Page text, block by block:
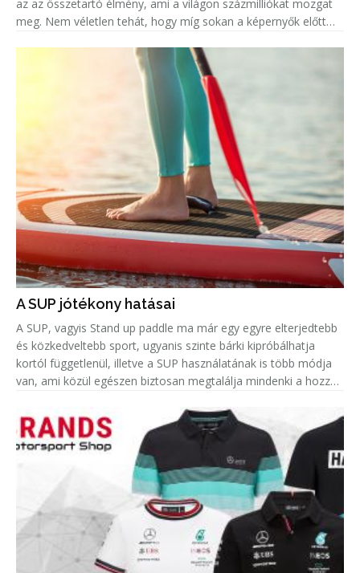
az az összetartó élmény, ami a világon százmilliókat mozgat
meg. Nem véletlen tehát, hogy míg sokan a képernyők előtt
A SUP jótékony hatásai
A SUP, vagyis Stand up paddle ma már egy egyre elterjedtebb
és közkedveltebb sport, ugyanis szinte bárki kipróbálhatja
kortól függetlenül, illetve a SUP használatának is több módja
van, ami közül egészen biztosan megtalálja mindenki a hozzá